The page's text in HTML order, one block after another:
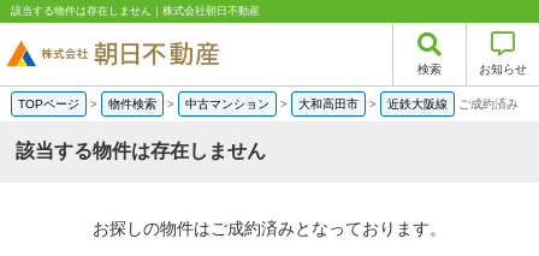
該当する物件は存在しません｜株式会社朝日不動産
検索 お知らせ
TOPページ > 物件検索 > 中古マンション > 大和高田市 > 近鉄大阪線 ご成約済み
該当する物件は存在しません
お探しの物件はご成約済みとなっております。